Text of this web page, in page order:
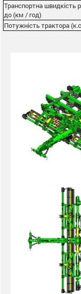
Транспортна швидкість
до (км / год)
Потужність трактора